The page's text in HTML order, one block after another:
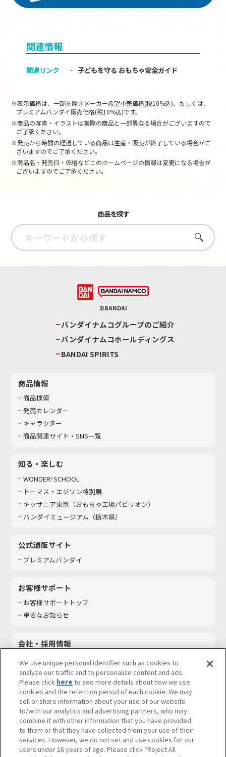
関連情報
関連リンク 子どもを守る おもちゃ安全ガイド
※表示価格は、一部を除きメーカー希望小売価格(税10%込)、もしくは、
プレミアムバンダイ販売価格(税10%込)です。
※商品の写真・イラストは実際の商品と一部異なる場合がございますので
ご了承ください。
※発売から時間の経過している商品は生産・販売が終了している場合がご
ざいますのでご了承ください。
※商品名・発売日・価格などこのホームページの情報は変更になる場合が
ございますのでご了承ください。
商品を探す
さがす
©BANDAI
バンダイナムコグループのご紹介
バンダイナムコホールディングス
BANDAI SPIRITS
商品情報
商品検索
発売カレンダー
キャラクター
商品関連サイト・SNS一覧
知る・楽しむ
WONDER! SCHOOL
トーマス・エジソン特別展
キッザニア東京（おもちゃ工場パビリオン）​
バンダイミュージアム（栃木県）
公式通販サイト
プレミアムバンダイ
お客様サポート
お客様サポートトップ
重要なお知らせ
会社・採用情報
採用情報
サステナビリティ
お問い合わせ
ウェブサイトご利用条件 ソーシャルメディアポリシー
We use unique personal identifier such as cookies to
analyze our traffic and to personalize content and ads.
Please click here to see more details about how we use
cookies and the retention period of each cookie. We may
sell or share information about your use of our website
to/with our analytics and advertising partners, who may
combine it with other information that you have provided
to them or that they have collected from your use of their
services. However, we do not set and use cookies for our
users under 16 years of age. Please click “Reject All